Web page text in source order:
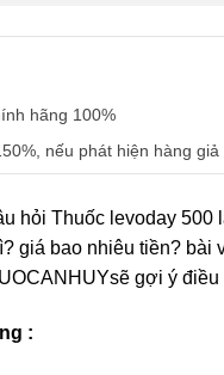
hãng 100%
nếu phát hiện hàng giả
hỏi Thuốc levoday 500
giá bao nhiêu tiền? bài
gợi ý điều
: